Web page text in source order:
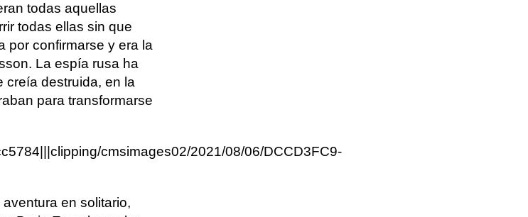
todas aquellas
todas ellas sin que
por confirmarse y era la
La espía rusa ha
creía destruida, en la
para transformarse
cmsimages02/2021/08/06/DCCD3FC9-
en solitario,